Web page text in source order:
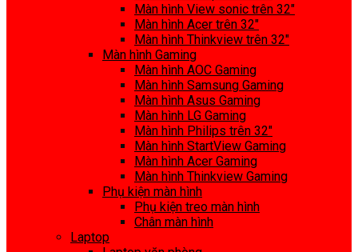
Màn hình View sonic trên 32″
Màn hình Acer trên 32″
Màn hình Thinkview trên 32″
Màn hình Gaming
Màn hình AOC Gaming
Màn hình Samsung Gaming
Màn hình Asus Gaming
Màn hình LG Gaming
Màn hình Philips trên 32″
Màn hình StartView Gaming
Màn hình Acer Gaming
Màn hình Thinkview Gaming
Phụ kiện màn hình
Phụ kiện treo màn hình
Chân màn hình
Laptop